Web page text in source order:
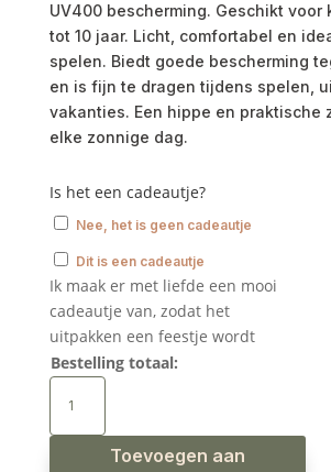
UV400 bescherming. Geschikt voor
tot 10 jaar. Licht, comfortabel en
spelen. Biedt goede bescherming
en is fijn te dragen tijdens spelen,
vakanties. Een hippe en praktische
elke zonnige dag.
Is het een cadeautje?
Nee, het is geen cadeautje
Dit is een cadeautje
Ik maak er met liefde een mooi
cadeautje van, zodat het
uitpakken een feestje wordt
Bestelling totaal:
Peuter
brownie
Toevoegen aan